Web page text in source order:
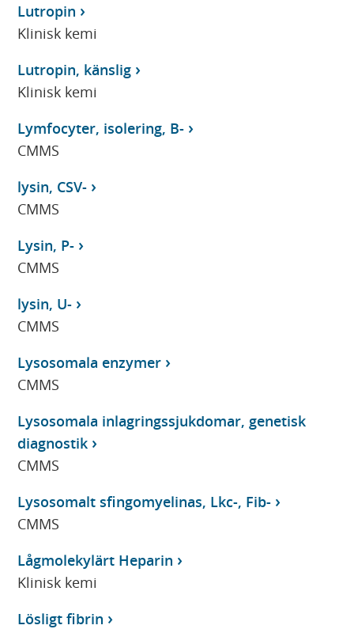
Lutropin
Klinisk kemi
Lutropin, känslig
Klinisk kemi
Lymfocyter, isolering, B-
CMMS
lysin, CSV-
CMMS
Lysin, P-
CMMS
lysin, U-
CMMS
Lysosomala enzymer
CMMS
Lysosomala inlagringssjukdomar, genetisk
diagnostik
CMMS
Lysosomalt sfingomyelinas, Lkc-, Fib-
CMMS
Lågmolekylärt Heparin
Klinisk kemi
Lösligt fibrin